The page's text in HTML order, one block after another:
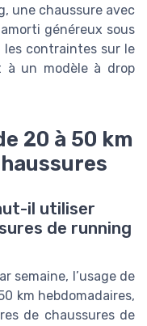
une chaussure avec
généreux sous
les contraintes sur le
à un modèle à drop
20 à 50 km
il utiliser
de running
semaine, l’usage de
km hebdomadaires,
de chaussures de